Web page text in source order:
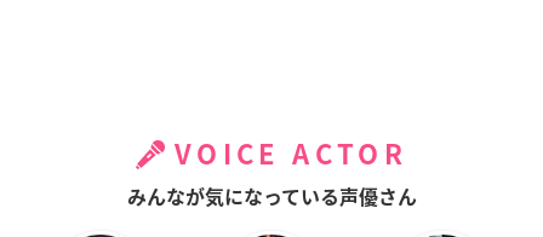
VOICE ACTOR
みんなが気になっている声優さん